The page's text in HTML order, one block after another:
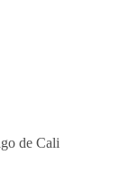
de Cali